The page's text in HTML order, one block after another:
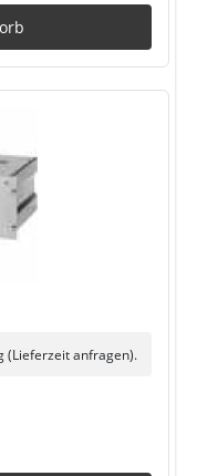
(Lieferzeit anfragen).